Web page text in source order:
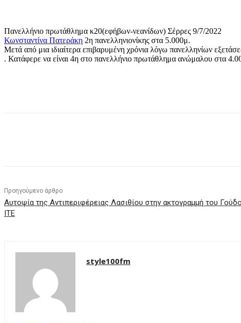
Πανελλήνιο πρωτάθλημα κ20(εφήβων-νεανίδων) Σέρρες 9/7/2022
Κωνσταντίνα Πατεράκη 2η πανελληνιονίκης στα 5.000μ.
Μετά από μια ιδιαίτερα επιβαρυμένη χρόνια λόγω πανελληνίων
. Κατάφερε να είναι 4η στο πανελλήνιο πρωτάθλημα ανώμαλου στα
Προηγούμενο άρθρο
Αυτοψία της Αντιπεριφέρειας Λασιθίου στην ακτογραμμή του
ΙΤΕ
style100fm